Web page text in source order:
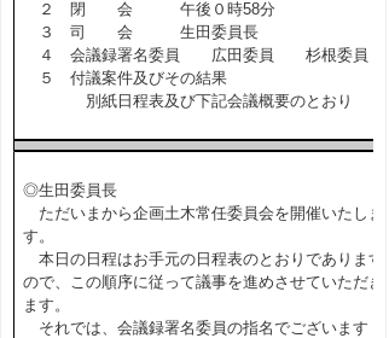
２ 閉 会 午後０時58分
３ 司 会 生田委員長
４ 会議録署名委員 広田委員 杉根委員
５ 付議案件及びその結果
別紙日程表及び下記会議概要のとおり
◎生田委員長
ただいまから企画土木常任委員会を開催いたしま
す。
本日の日程はお手元の日程表のとおりであります
ので、この順序に従って議事を進めさせていただき
ます。
それでは、会議録署名委員の指名でございます